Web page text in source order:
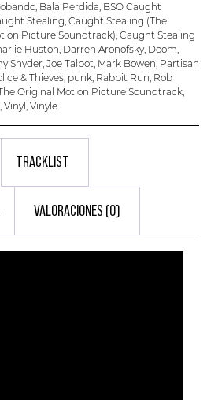
, Bala Perdida, BSO Caught
Stealing, Caught Stealing (The
Picture Soundtrack), Caught Stealing
Huston, Darren Aronofsky, Doom,
Snyder, Joe Talbot, Mark Bowen, Partisan
& Thieves, punk, Rabbit Run, Rob
Original Motion Picture Soundtrack,
, Vinyl, Vinyle
TRACKLIST
VALORACIONES (0)